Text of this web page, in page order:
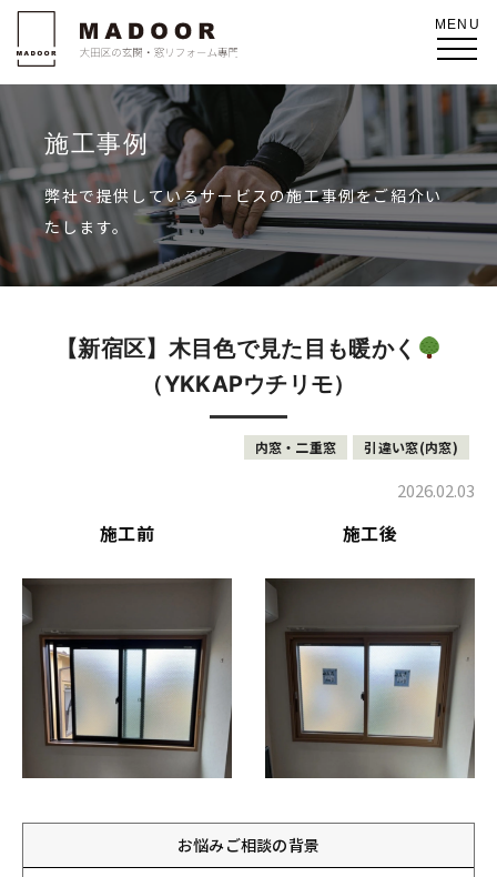
施工事例
弊社で提供しているサービスの施工事例をご紹介い
たします。
【新宿区】木目色で見た目も暖かく
（YKKAPウチリモ）
内窓・二重窓 引違い窓(内窓)
2026.02.03
施工前 施工後
お悩みご相談の背景